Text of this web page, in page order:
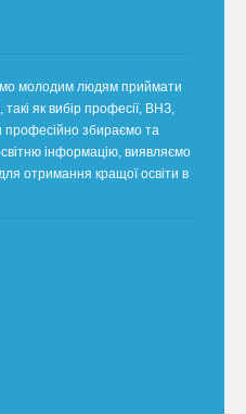
молодим людям приймати
як вибір професії, ВНЗ,
професійно збираємо та
інформацію, виявляємо
отримання кращої освіти в